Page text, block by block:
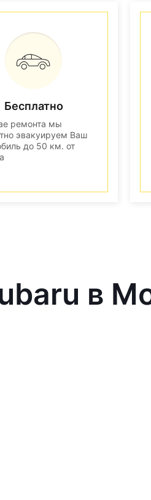
Бесплатно
ремонта мы
эвакуируем Ваш
до 50 км. от
в